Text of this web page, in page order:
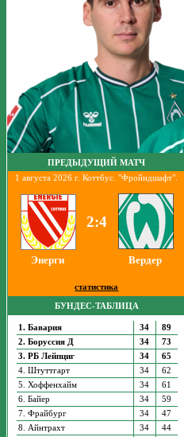
ПРЕДЫДУЩИЙ МАТЧ
1 августа 2026 г. Коттбус. "Фройндшафт".
2:4
Энерги Вердер
статистика
БУНДЕС-ТАБЛИЦА
1. Бавария 34
89
2. Боруссия Д
34
73
3. РБ Лейпциг
34
65
4. Штуттгарт
34
62
5. Хоффенхайм
34
61
6. Байер
34
59
7. Фрайбург
34
47
8. Айнтрахт
34
44